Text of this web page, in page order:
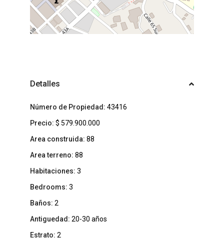
Detalles
Número de Propiedad: 43416
Precio: $ 579.900.000
Area construida: 88
Area terreno: 88
Habitaciones: 3
Bedrooms: 3
Baños: 2
Antiguedad: 20-30 años
Estrato: 2